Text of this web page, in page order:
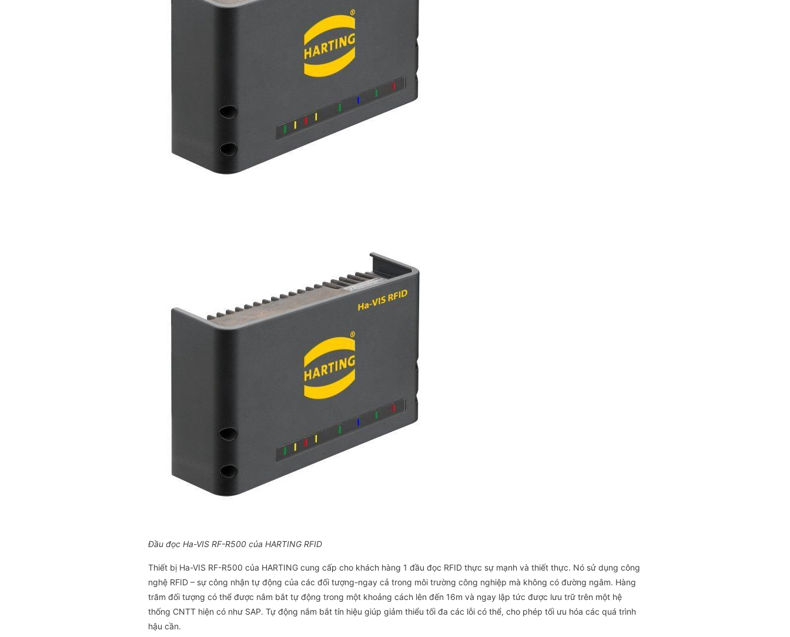
Đầu đọc Ha-VIS RF-R500 của HARTING RFID
Thiết bị Ha-VIS RF-R500 của HARTING cung cấp cho khách hàng 1 đầu đọc RFID thực sự mạnh và thiết thực. Nó sử dụng công
nghệ RFID – sự công nhận tự động của các đối tượng-ngay cả trong môi trường công nghiệp mà không có đường ngắm. Hàng
trăm đối tượng có thể được nắm bắt tự động trong một khoảng cách lên đến 16m và ngay lập tức được lưu trữ trên một hệ
thống CNTT hiện có như SAP. Tự động nắm bắt tín hiệu giúp giảm thiểu tối đa các lỗi có thể, cho phép tối ưu hóa các quá trình
hậu cần.